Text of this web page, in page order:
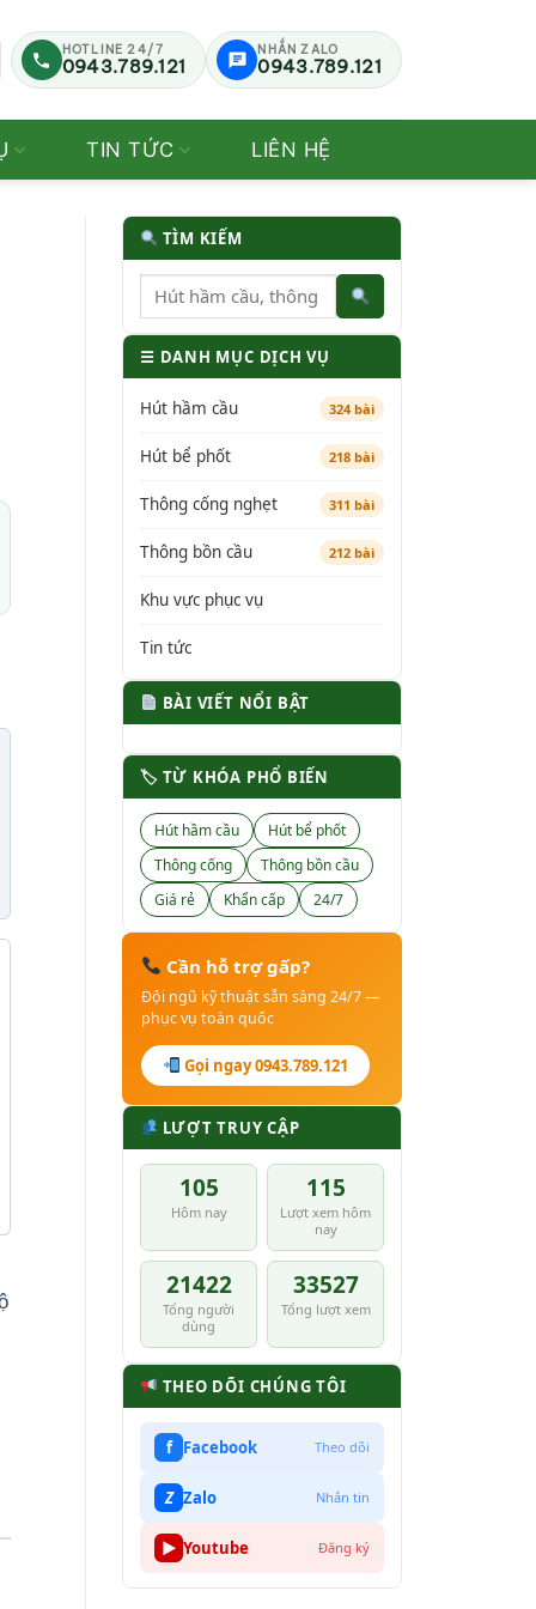
HOTLINE 24/7
0943.789.121
NHẮN ZALO
0943.789.121
TIN TỨC LIÊN HỆ
TÌM KIẾM
☰ DANH MỤC DỊCH VỤ
Hút hầm cầu 324 bài
Hút bể phốt 218 bài
Thông cống nghẹt 311 bài
Thông bồn cầu 212 bài
Khu vực phục vụ
Tin tức
BÀI VIẾT NỔI BẬT
🏷 TỪ KHÓA PHỔ BIẾN
Hút hầm cầu
Hút bể phốt
Thông cống
Thông bồn cầu
Giá rẻ
Khẩn cấp 24/7
Cần hỗ trợ gấp?
Đội ngũ kỹ thuật sẵn sàng 24/7 —
phục vụ toàn quốc
Gọi ngay 0943.789.121
LƯỢT TRUY CẬP
105
Hôm nay
115
Lượt xem hôm
nay
21422
Tổng người
dùng
33527
Tổng lượt xem
THEO DÕI CHÚNG TÔI
f Facebook Theo dõi
Z Zalo Nhắn tin
▶ Youtube Đăng ký